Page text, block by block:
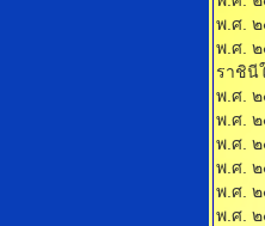
พ.ศ.
พ.ศ.
ราชินี
พ.ศ.
พ.ศ.
พ.ศ.
พ.ศ.
พ.ศ.
พ.ศ.